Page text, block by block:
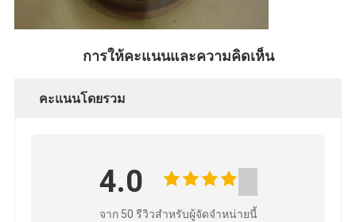
การให้คะแนนและความคิดเห็น
คะแนนโดยรวม
4.0
จาก 50 รีวิวสําหรับผู้จัดจําหน่ายนี้